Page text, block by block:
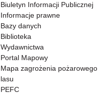
Biuletyn Informacji Publicznej
Informacje prawne
Bazy danych
Biblioteka
Wydawnictwa
Portal Mapowy
Mapa zagrożenia pożarowego
lasu
PEFC